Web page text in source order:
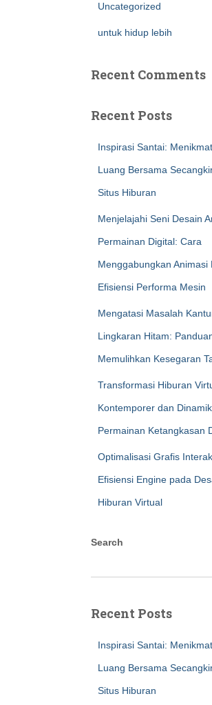
Uncategorized
untuk hidup lebih
Recent Comments
Recent Posts
Inspirasi Santai:
Luang Bersama
Situs Hiburan
Menjelajahi Seni Desain
Permainan Digital: Cara
Menggabungkan Animasi
Efisiensi Performa Mesin
Mengatasi Masalah
Lingkaran Hitam:
Memulihkan Kesegaran
Transformasi Hiburan
Kontemporer dan
Permainan Ketangkasan
Optimalisasi Grafis
Efisiensi Engine pada
Hiburan Virtual
Search
Recent Posts
Inspirasi Santai:
Luang Bersama
Situs Hiburan